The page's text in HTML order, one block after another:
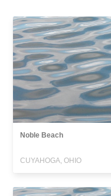
Noble Beach
CUYAHOGA, OHIO